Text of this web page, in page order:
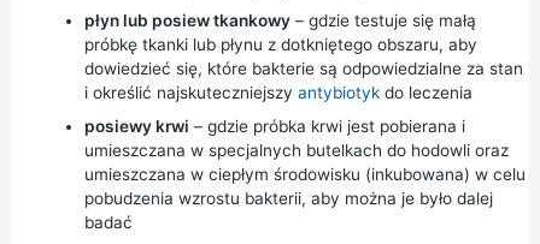
płyn lub posiew tkankowy– gdzie testuje się małą
próbkę tkanki lub płynu z dotkniętego obszaru, aby
dowiedzieć się, które bakterie są odpowiedzialne za stan
i określić najskuteczniejszy antybiotykdo leczenia
posiewy krwi – gdzie próbka krwi jest pobierana i
umieszczana w specjalnych butelkach do hodowli oraz
umieszczana w ciepłym środowisku (inkubowana) w celu
pobudzenia wzrostu bakterii, aby można je było dalej
badać